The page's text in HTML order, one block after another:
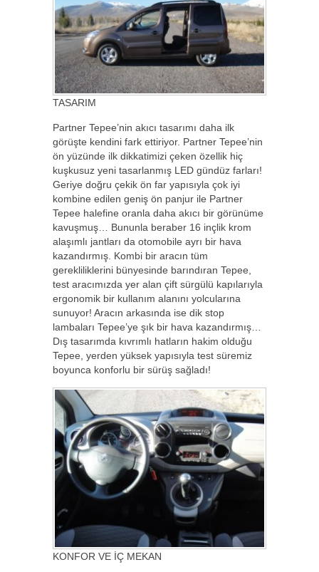
TASARIM
Partner Tepee’nin akıcı tasarımı daha ilk
görüşte kendini fark ettiriyor. Partner Tepee’nin
ön yüzünde ilk dikkatimizi çeken özellik hiç
kuşkusuz yeni tasarlanmış LED gündüz farları!
Geriye doğru çekik ön far yapısıyla çok iyi
kombine edilen geniş ön panjur ile Partner
Tepee halefine oranla daha akıcı bir görünüme
kavuşmuş… Bununla beraber 16 inçlik krom
alaşımlı jantları da otomobile ayrı bir hava
kazandırmış. Kombi bir aracın tüm
gerekliliklerini bünyesinde barındıran Tepee,
test aracımızda yer alan çift sürgülü kapılarıyla
ergonomik bir kullanım alanını yolcularına
sunuyor! Aracın arkasında ise dik stop
lambaları Tepee’ye şık bir hava kazandırmış…
Dış tasarımda kıvrımlı hatların hakim olduğu
Tepee, yerden yüksek yapısıyla test süremiz
boyunca konforlu bir sürüş sağladı!
KONFOR VE İÇ MEKAN